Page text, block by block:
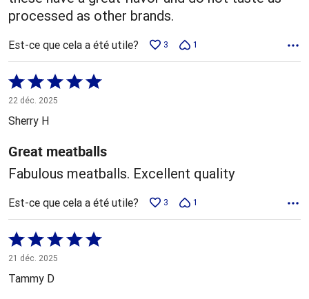
processed as other brands.
Est-ce que cela a été utile? 3 1
Coté
5 sur
5
22 déc. 2025
Sherry H
Great meatballs
Fabulous meatballs. Excellent quality
Est-ce que cela a été utile? 3 1
Coté
5 sur
5
21 déc. 2025
Tammy D